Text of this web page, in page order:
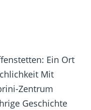
Ein Ort
Mit
Zentrum
Geschichte